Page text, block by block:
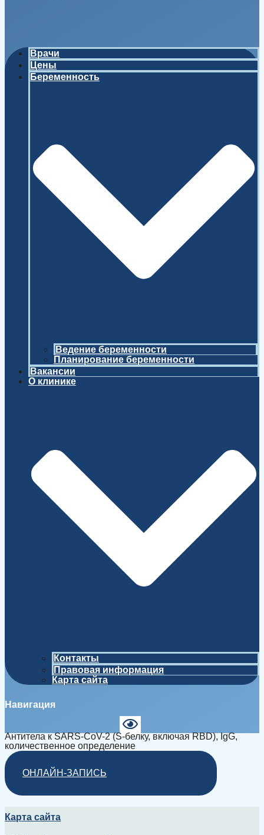
Врачи
Цены
Беременность
Ведение беременности
Планирование беременности
Вакансии
О клинике
Контакты
Правовая информация
Карта сайта
Навигация
Антитела к SARS-CoV-2 (S-белку, включая RBD), IgG,
количественное определение
ОНЛАЙН-ЗАПИСЬ
Карта сайта